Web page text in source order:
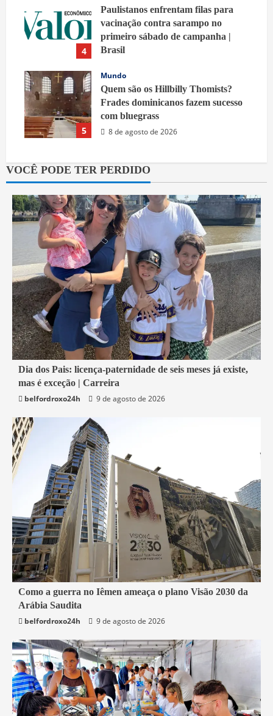
4
Paulistanos enfrentam filas para
vacinação contra sarampo no
primeiro sábado de campanha |
Brasil
5
Mundo
Quem são os Hillbilly Thomists?
Frades dominicanos fazem sucesso
com bluegrass
8 de agosto de 2026
VOCÊ PODE TER PERDIDO
1 min read
Economia
Dia dos Pais: licença-paternidade de seis meses já existe,
mas é exceção | Carreira
belfordroxo24h
9 de agosto de 2026
4 min read
Mundo
Como a guerra no Iêmen ameaça o plano Visão 2030 da
Arábia Saudita
belfordroxo24h
9 de agosto de 2026